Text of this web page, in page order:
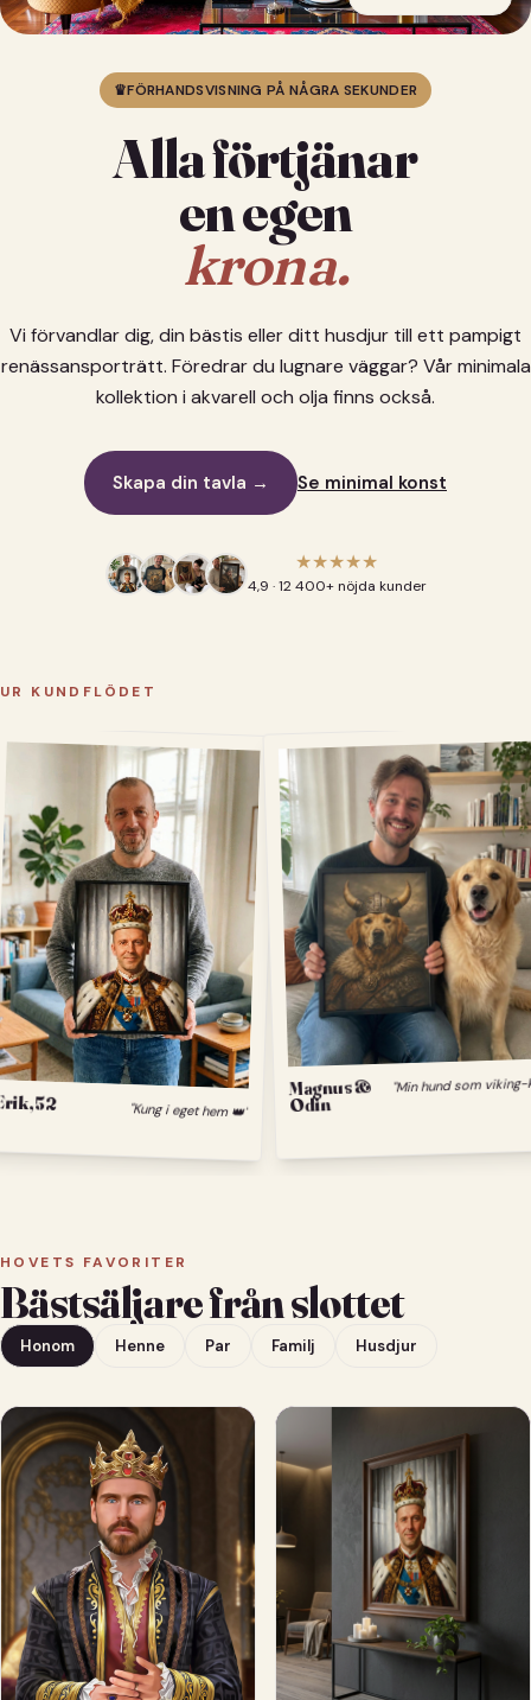
♛FÖRHANDSVISNING PÅ NÅGRA SEKUNDER
Alla förtjänar
en egen
krona.
Vi förvandlar dig, din bästis eller ditt husdjur till ett pampigt
renässansporträtt. Föredrar du lugnare väggar? Vår minimala
kollektion i akvarell och olja finns också.
Skapa din tavla → Se minimal konst
★★★★★
4,9 · 12 400+ nöjda kunder
UR KUNDFLÖDET
52 "Kung i eget hem 👑"
Magnus &
Odin
HOVETS FAVORITER
Bästsäljare från slottet
Honom Henne Par Familj Husdjur